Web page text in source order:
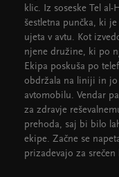
klic. Iz soseske Tel al-
šestletna punčka, ki
ujeta v avtu. Kot
njene družine, ki po
Ekipa poskuša po
obdržala na liniji in jo
avtomobilu. Vendar
za zdravje
prehoda, saj bi bilo
ekipe. Začne se
prizadevajo za srečen